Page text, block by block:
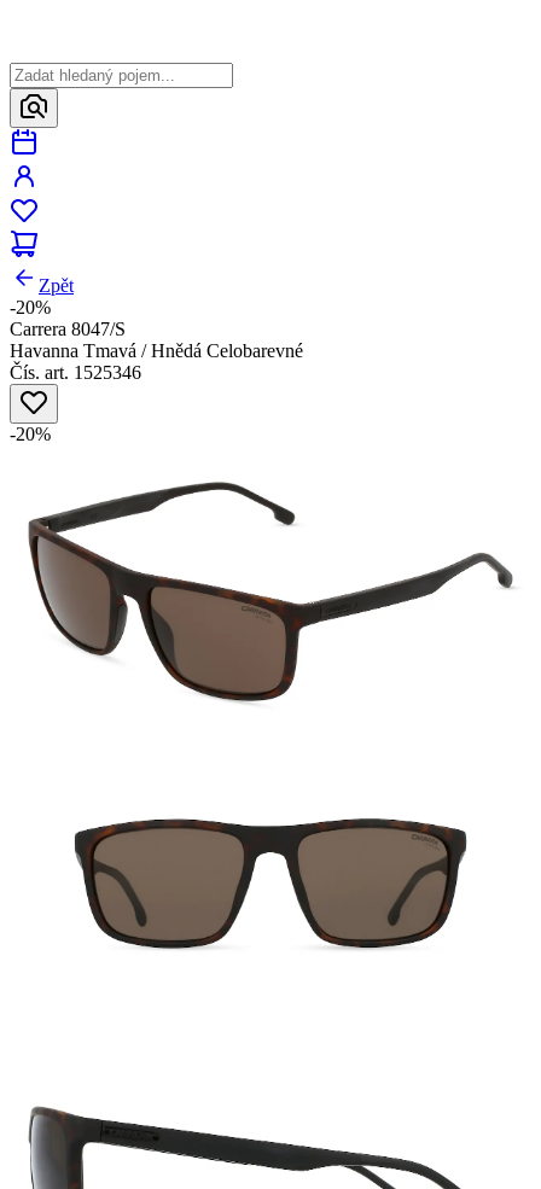
Zpět
-20%
Carrera 8047/S
Havanna Tmavá / Hnědá Celobarevné
Čís. art. 1525346
-20%